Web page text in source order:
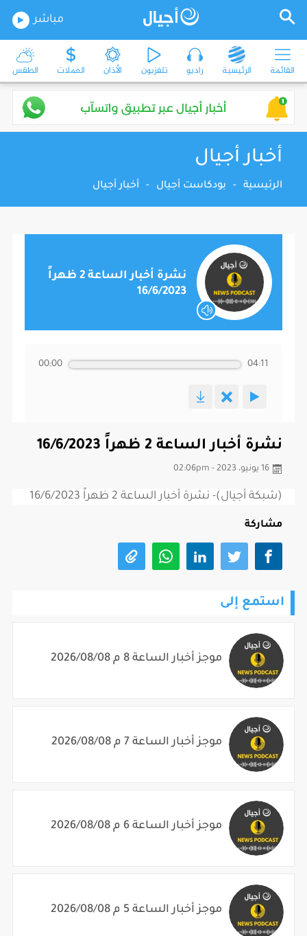
مباشر
القائمة الرئيسية راديو تلفزيون الأذان العملات الطقس
أخبار أجيال
الرئيسية - بودكاست أجيال - أخبار أجيال
نشرة أخبار الساعة 2 ظهراً
16/6/2023
00:00 04:11
نشرة أخبار الساعة 2 ظهراً 16/6/2023
16 يونيو، 2023 - 02:06pm
(شبكة أجيال)- نشرة أخبار الساعة 2 ظهراً 16/6/2023
مشاركة
استمع إلى
موجز أخبار الساعة 8 م 2026/08/08
موجز أخبار الساعة 7 م 2026/08/08
موجز أخبار الساعة 6 م 2026/08/08
موجز أخبار الساعة 5 م 2026/08/08